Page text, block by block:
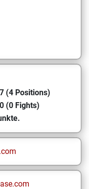
(4 Positions)
(0 Fights)